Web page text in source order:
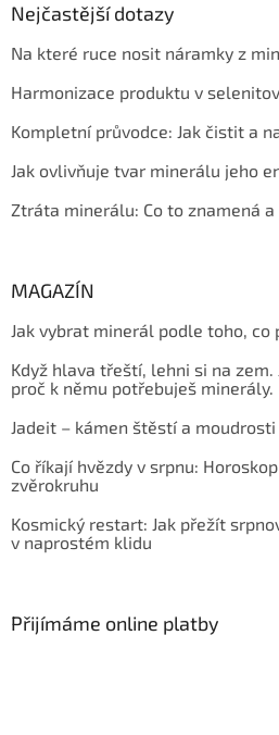
Nejčastější dotazy
Na které ruce nosit náramky z
Harmonizace produktu v
Kompletní průvodce: Jak čistit a
Jak ovlivňuje tvar minerálu jeho
Ztráta minerálu: Co to znamená
MAGAZÍN
Jak vybrat minerál podle toho,
Když hlava třeští, lehni si na zem.
proč k němu potřebuješ minerály.
Jadeit – kámen štěstí a moudrosti
Co říkají hvězdy v srpnu:
zvěrokruhu
Kosmický restart: Jak přežít
v naprostém klidu
Přijímáme online platby